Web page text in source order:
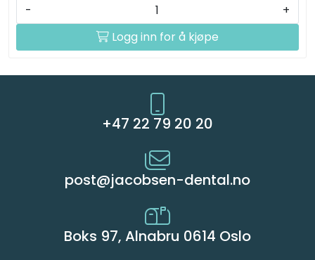
-
+
Logg inn for å kjøpe
+47 22 79 20 20
post@jacobsen-dental.no
Boks 97, Alnabru 0614 Oslo